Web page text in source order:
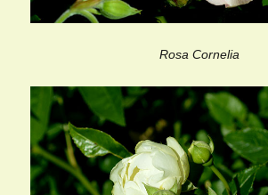
Rosa Cornelia